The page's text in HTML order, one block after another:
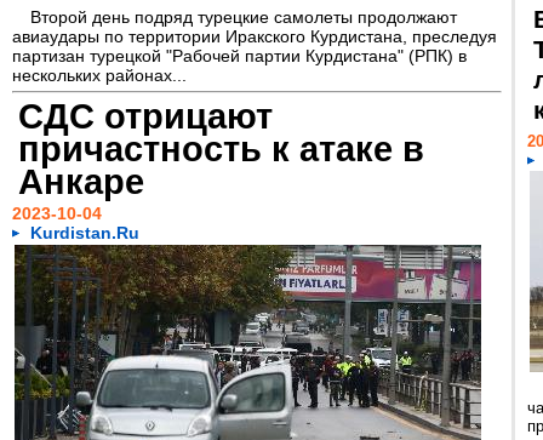
Второй день подряд турецкие самолеты продолжают
авиаудары по территории Иракского Курдистана, преследуя
партизан турецкой "Рабочей партии Курдистана" (РПК) в
нескольких районах...
СДС отрицают
причастность к атаке в
Анкаре
2023-10-04
Kurdistan.Ru